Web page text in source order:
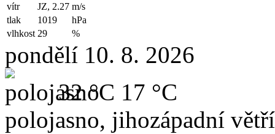
vítr JZ, 2.27 m/s
tlak
1019
hPa
vlhkost 29 %
pondělí 10. 8. 2026
32 °C 17 °C
polojasno, jihozápadní